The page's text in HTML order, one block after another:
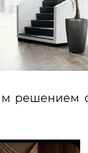
решением